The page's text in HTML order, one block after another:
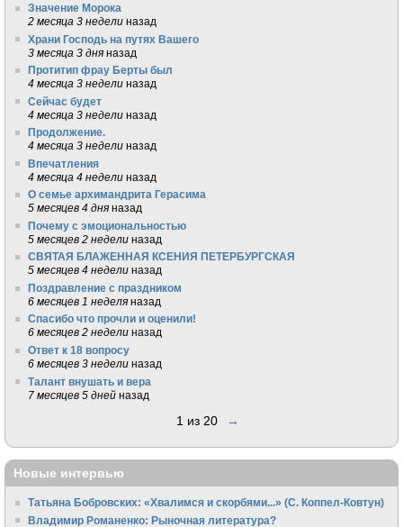
Значение Морока
2 месяца 3 недели назад
Храни Господь на путях Вашего
3 месяца 3 дня назад
Протитип фрау Берты был
4 месяца 3 недели назад
Сейчас будет
4 месяца 3 недели назад
Продолжение.
4 месяца 3 недели назад
Впечатления
4 месяца 4 недели назад
О семье архимандрита Герасима
5 месяцев 4 дня назад
Почему с эмоциональностью
5 месяцев 2 недели назад
СВЯТАЯ БЛАЖЕННАЯ КСЕНИЯ ПЕТЕРБУРГСКАЯ
5 месяцев 4 недели назад
Поздравление с праздником
6 месяцев 1 неделя назад
Спасибо что прочли и оценили!
6 месяцев 2 недели назад
Ответ к 18 вопросу
6 месяцев 3 недели назад
Талант внушать и вера
7 месяцев 5 дней назад
1 из 20 →
Новые интервью
Татьяна Бобровских: «Хвалимся и скорбями...» (С. Коппел-Ковтун)
Владимир Романенко: Рыночная литература?